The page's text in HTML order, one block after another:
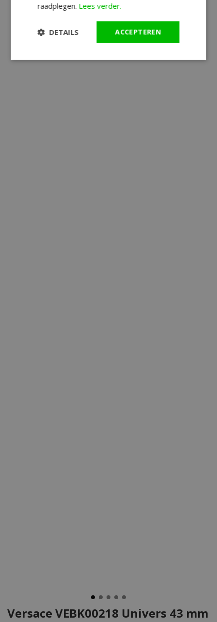
Versace VEBK00218 Univers 43 mm
raadplegen. Lees verder.
ACCEPTEREN
DETAILS